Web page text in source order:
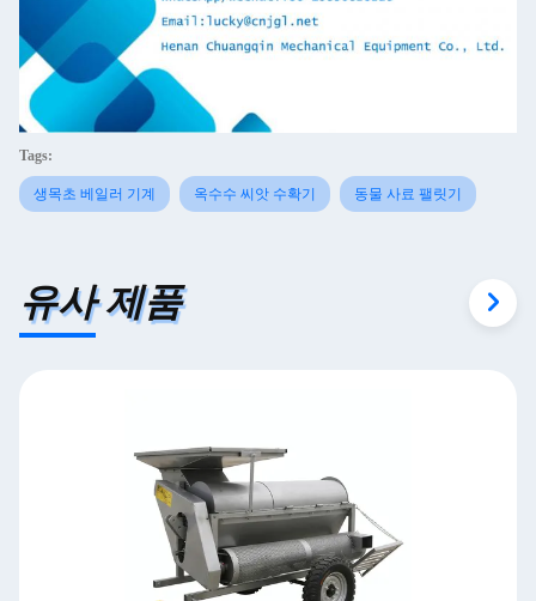
Tags:
생목초 베일러 기계 옥수수 씨앗 수확기 동물 사료 팰릿기
유사 제품